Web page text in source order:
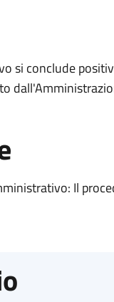
si conclude
Il